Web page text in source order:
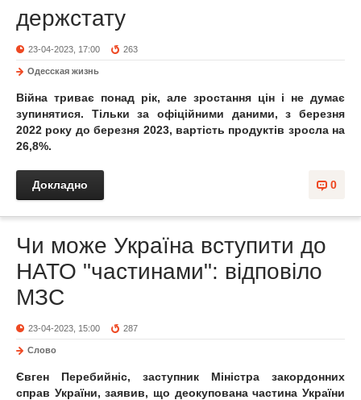
держстату
23-04-2023, 17:00 263
Одесская жизнь
Війна триває понад рік, але зростання цін і не думає
зупинятися. Тільки за офіційними даними, з березня
2022 року до березня 2023, вартість продуктів зросла на
26,8%.
0
Докладно
Чи може Україна вступити до
НАТО "частинами": відповіло
МЗС
23-04-2023, 15:00 287
Слово
Євген Перебийніс, заступник Міністра закордонних
справ України, заявив, що деокупована частина України